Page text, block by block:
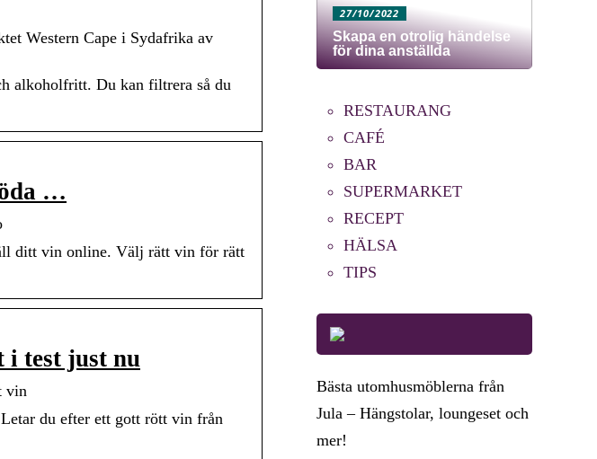
Western Cape i Sydafrika av
alkoholfritt. Du kan filtrera så du
…
ditt vin online. Välj rätt vin för rätt
i test just nu
vin
du efter ett gott rött vin från
27/10/2022
Skapa en otrolig händelse
för dina anställda
RESTAURANG
CAFÉ
BAR
SUPERMARKET
RECEPT
HÄLSA
TIPS
Bästa utomhusmöblerna från
Jula – Hängstolar, loungeset och
mer!